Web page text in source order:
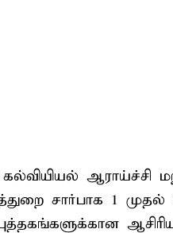
ஆராய்ச்சி
சார்பாக 1